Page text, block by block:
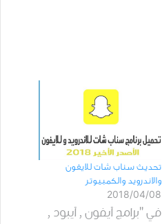
تحديث سناب شات للايفون
والاندرويد والكمبيوتر
2018/04/08
في "برامج آيفون , آيبود ,